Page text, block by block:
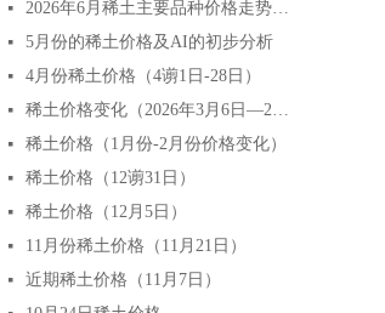
넷 2026年6月稀土主要品种价格走势分析
넷 5月份的稀土价格及AI的初步分析
넷 4月份稀土价格（4谫1日-28日）
넷 稀土价格变化（2026年3月6日—2026年3月27日）
넷 稀土价格（1月份-2月份价格变化）
넷 稀土价格（12谫31日）
넷 稀土价格（12月5日）
넷 11月份稀土价格（11月21日）
넷 近期稀土价格（11月7日）